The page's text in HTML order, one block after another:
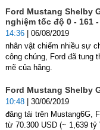
Ford Mustang Shelby
nghiệm tốc độ 0 - 161
14:36 | 06/08/2019
nhân vật chiếm nhiều sự
công chúng, Ford đã tung
mẽ của hãng.
Ford Mustang Shelby
10:48 | 30/06/2019
đăng tải trên Mustang6G,
từ 70.300 USD (~ 1,639